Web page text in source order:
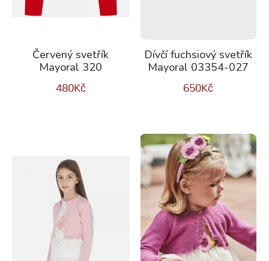
Červený svetřík
Mayoral 320
480Kč
Dívčí fuchsiový svetřík
Mayoral 03354-027
650Kč